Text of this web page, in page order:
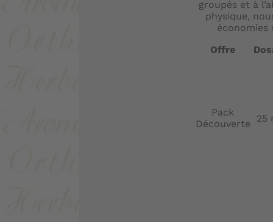
groupés et à
physique,
Offre
Pack
Découverte
25